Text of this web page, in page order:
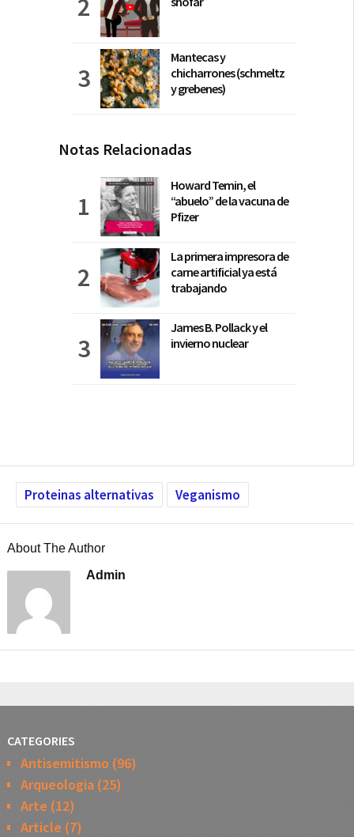
Mantecas y
chicharrones (schmeltz
y grebenes)
Notas Relacionadas
Howard Temin, el
“abuelo” de la vacuna de
Pfizer
La primera impresora de
carne artificial ya está
trabajando
James B. Pollack y el
invierno nuclear
Proteinas alternativas Veganismo
About The Author
Admin
CATEGORIES
Antisemitismo (96)
Arqueologia(25)
Arte (12)
Article (7)